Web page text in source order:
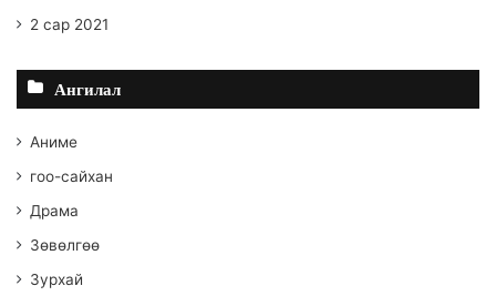
2 сар 2021
Ангилал
Аниме
гоо-сайхан
Драма
Зөвөлгөө
Зурхай